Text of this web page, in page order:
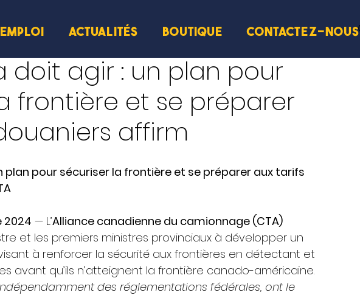
ACTUALITÉS BOUTIQUE Contactez-nous
doit agir : un plan pour
frontière et se préparer
affirm
plan pour sécuriser la frontière et se préparer aux tarifs
2024 — L’Alliance canadienne du camionnage (CTA)
et les premiers ministres provinciaux à développer un
à renforcer la sécurité aux frontières en détectant et
avant qu’ils n’atteignent la frontière canado-américaine.
des réglementations fédérales, ont le